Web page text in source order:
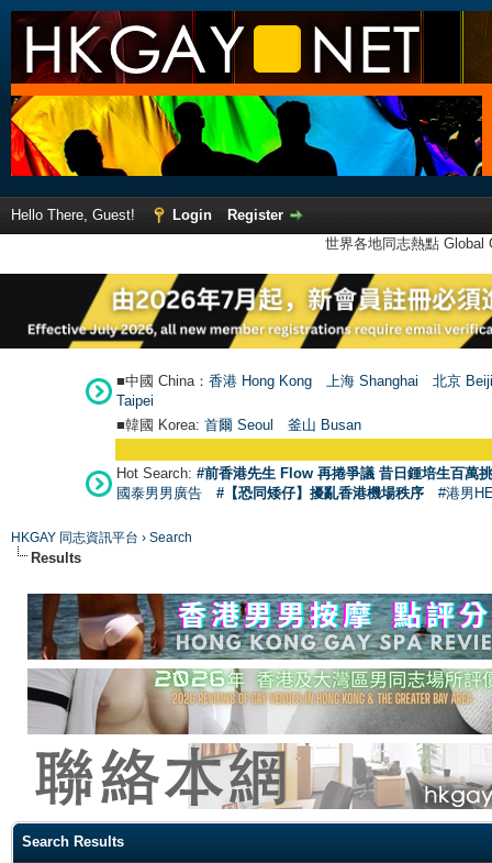
Hello There, Guest! Login
Register
世界各地同志熱點
■中國 China： 香港 Hong Kong 上海 Shanghai
北京
Taipei
■韓國 Korea: 首爾 Seoul 釜山 Busan
Hot Search: #前香港先生 Flow 再捲爭議 昔日鍾培生百萬
國泰男男廣告
#【恐同矮仔】擾亂香港機場秩序 #港男
HKGAY 同志資訊平台 › Search
Results
Search Results